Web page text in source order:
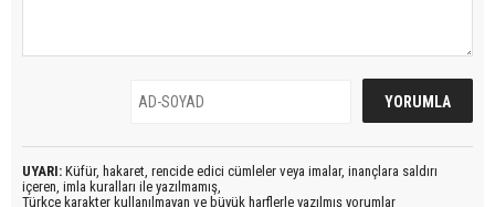
UYARI: Küfür, hakaret, rencide edici cümleler veya imalar, inançlara saldırı
içeren, imla kuralları ile yazılmamış,
Türkçe karakter kullanılmayan ve büyük harflerle yazılmış yorumlar